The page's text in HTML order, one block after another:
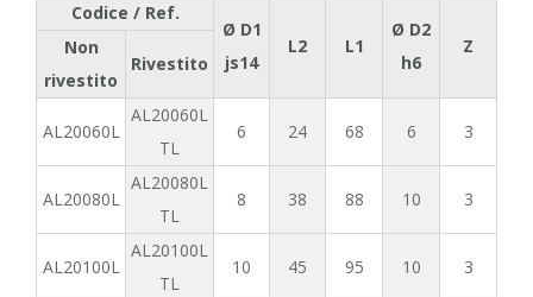
Codice / Ref.
Ø D1
js14
L2 L1
Ø D2
h6
Z
Non
rivestito
Rivestito
AL20060L
AL20060L
TL
6 24 68 6 3
AL20080L
AL20080L
TL
8 38 88 10 3
AL20100L
AL20100L
TL
10 45 95 10 3